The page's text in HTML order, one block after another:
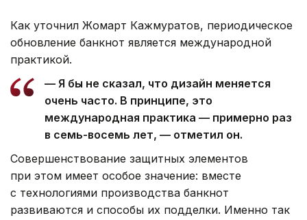
Как уточнил Жомарт Кажмуратов, периодическое
обновление банкнот является международной
практикой.
— Я бы не сказал, что дизайн меняется
очень часто. В принципе, это
международная практика — примерно раз
в семь-восемь лет, — отметил он.
Совершенствование защитных элементов
при этом имеет особое значение: вместе
с технологиями производства банкнот
развиваются и способы их подделки. Именно так